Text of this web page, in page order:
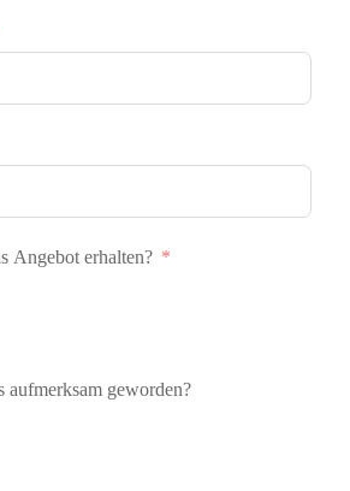
Angebot erhalten?
aufmerksam geworden?